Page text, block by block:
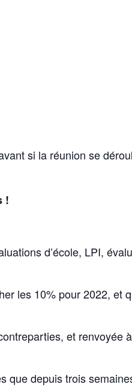
si la réunion se
!
d’école, LPI,
les 10% pour 2022, et
et renvoyée à
que depuis trois